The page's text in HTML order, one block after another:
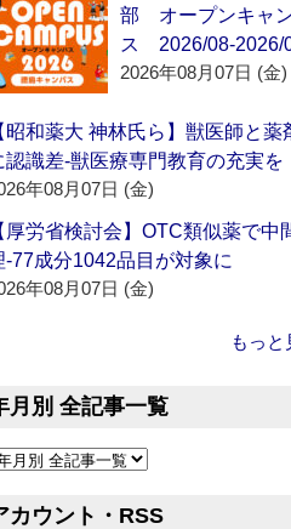
部 オープンキャ
ス 2026/08-2026/
2026年08月07日 (金)
昭和薬大 神林氏ら】獣医師と薬
認識差‐獣医療専門教育の充実を
年08月07日 (金)
厚労省検討会】OTC類似薬で中
‐77成分1042品目が対象に
年08月07日 (金)
もっと
月別 全記事一覧
カウント・RSS